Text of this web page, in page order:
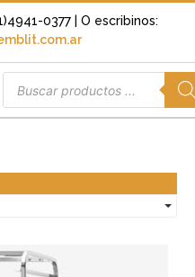
0377
| O escribinos: